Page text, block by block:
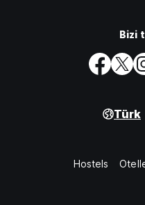
Bizi
Türk
Hostels